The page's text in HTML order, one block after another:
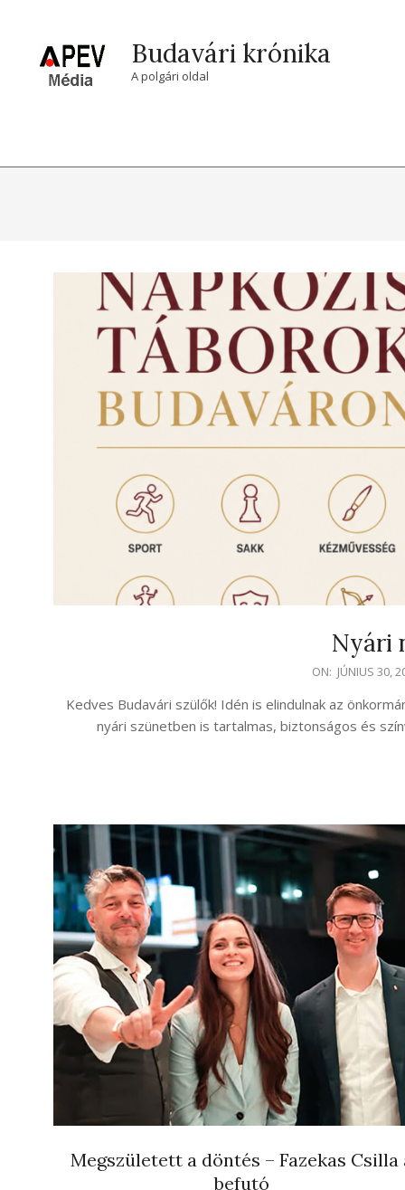
content
Budavári krónika
A polgári oldal
Nyári
30
ON: JÚNIUS 30,
Kedves Budavári szülők! Idén is elindulnak az
nyári szünetben is tartalmas, biztonságos és
Megszületett a döntés – Fazekas Csilla
befutó